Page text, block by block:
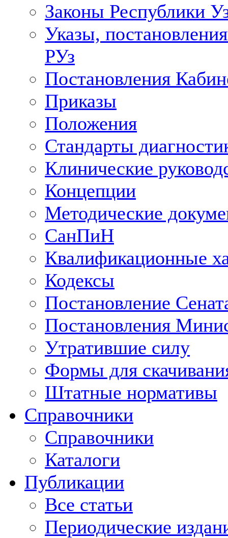
Законы Республики
Указы,
РУз
Постановления
Приказы
Положения
Стандарты
Клинические
Концепции
Методические
СанПиН
Квалификационные
Кодексы
Постановление
Постановления
Утратившие силу
Формы для
Штатные нормативы
Справочники
Справочники
Каталоги
Публикации
Все статьи
Периодические